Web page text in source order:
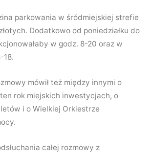
parkowania w śródmiejskiej strefie
Dodatkowo od poniedziałku do
w godz. 8-20 oraz w
18.
mówił też między innymi o
rok miejskich inwestycjach, o
i o Wielkiej Orkiestrze
całej rozmowy z